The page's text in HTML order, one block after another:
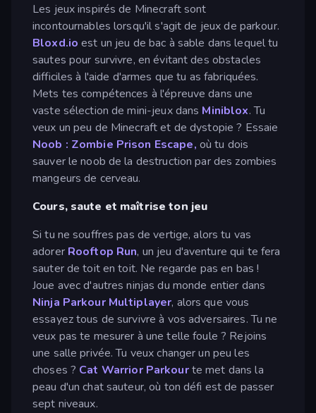
Les jeux inspirés de Minecraft sont
incontournables lorsqu'il s'agit de jeux de parkour.
Bloxd.io est un jeu de bac à sable dans lequel tu
sautes pour survivre, en évitant des obstacles
difficiles à l'aide d'armes que tu as fabriquées.
Mets tes compétences à l'épreuve dans une
vaste sélection de mini-jeux dans Miniblox. Tu
veux un peu de Minecraft et de dystopie ? Essaie
Noob : Zombie Prison Escape, où tu dois
sauver le noob de la destruction par des zombies
mangeurs de cerveau.
Cours, saute et maîtrise ton jeu
Si tu ne souffres pas de vertige, alors tu vas
adorer Rooftop Run, un jeu d'aventure qui te fera
sauter de toit en toit. Ne regarde pas en bas !
Joue avec d'autres ninjas du monde entier dans
Ninja Parkour Multiplayer, alors que vous
essayez tous de survivre à vos adversaires. Tu ne
veux pas te mesurer à une telle foule ? Rejoins
une salle privée. Tu veux changer un peu les
choses ? Cat Warrior Parkourte met dans la
peau d'un chat sauteur, où ton défi est de passer
sept niveaux.